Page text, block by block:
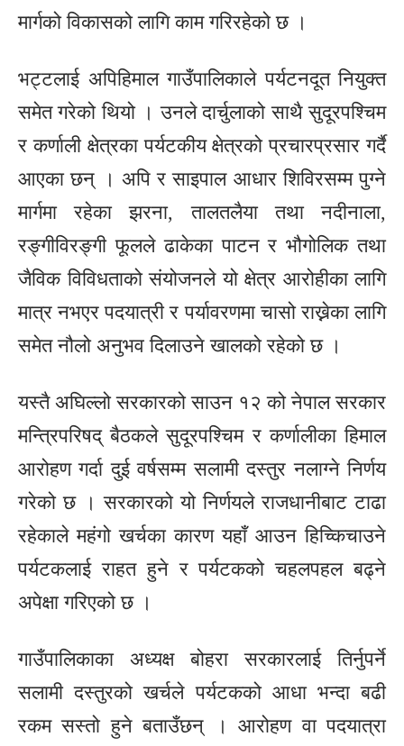
मार्गको विकासको लागि काम गरिरहेको छ ।
भट्टलाई अपिहिमाल गाउँपालिकाले पर्यटनदूत नियुक्त
समेत गरेको थियो । उनले दार्चुलाको साथै सुदूरपश्चिम
र कर्णाली क्षेत्रका पर्यटकीय क्षेत्रको प्रचारप्रसार गर्दै
आएका छन् । अपि र साइपाल आधार शिविरसम्म पुग्ने
मार्गमा रहेका झरना, तालतलैया तथा नदीनाला,
रङ्गीविरङ्गी फूलले ढाकेका पाटन र भौगोलिक तथा
जैविक विविधताको संयोजनले यो क्षेत्र आरोहीका लागि
मात्र नभएर पदयात्री र पर्यावरणमा चासो राख्नेका लागि
समेत नौलो अनुभव दिलाउने खालको रहेको छ ।
यस्तै अघिल्लो सरकारको साउन १२ को नेपाल सरकार
मन्त्रिपरिषद् बैठकले सुदूरपश्चिम र कर्णालीका हिमाल
आरोहण गर्दा दुई वर्षसम्म सलामी दस्तुर नलाग्ने निर्णय
गरेको छ । सरकारको यो निर्णयले राजधानीबाट टाढा
रहेकाले महंगो खर्चका कारण यहाँ आउन हिच्किचाउने
पर्यटकलाई राहत हुने र पर्यटकको चहलपहल बढ्ने
अपेक्षा गरिएको छ ।
गाउँपालिकाका अध्यक्ष बोहरा सरकारलाई तिर्नुपर्ने
सलामी दस्तुरको खर्चले पर्यटकको आधा भन्दा बढी
रकम सस्तो हुने बताउँछन् । आरोहण वा पदयात्रा